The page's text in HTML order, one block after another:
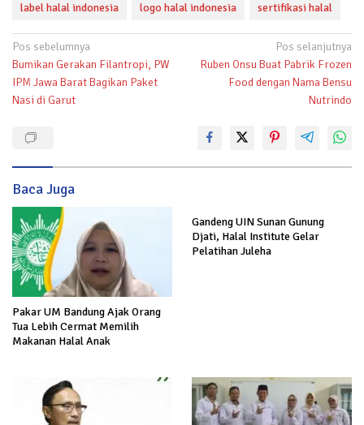
label halal indonesia logo halal indonesia sertifikasi halal
Navigasi
pos
Pos sebelumnya
Bumikan Gerakan Filantropi, PW
IPM Jawa Barat Bagikan Paket
Nasi di Garut
Pos selanjutnya
Ruben Onsu Buat Pabrik Frozen
Food dengan Nama Bensu
Nutrindo
Baca Juga
Pakar UM Bandung Ajak Orang
Tua Lebih Cermat Memilih
Makanan Halal Anak
Gandeng UIN Sunan Gunung
Djati, Halal Institute Gelar
Pelatihan Juleha